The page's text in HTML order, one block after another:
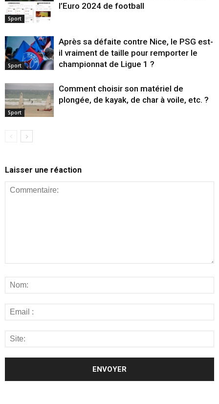
Sport
l’Euro 2024 de football
Sport
Après sa défaite contre Nice, le PSG est-
il vraiment de taille pour remporter le
championnat de Ligue 1 ?
Sport
Comment choisir son matériel de
plongée, de kayak, de char à voile, etc. ?
Laisser une réaction